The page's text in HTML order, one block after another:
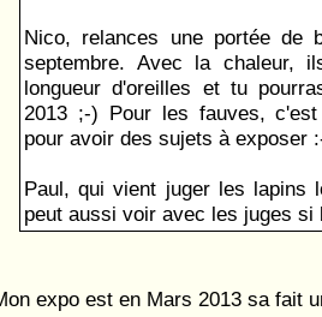
Nico, relances une portée de
septembre. Avec la chaleur,
longueur d'oreilles et tu
2013 ;-) Pour les fauves,
pour avoir des sujets à exposer
Paul, qui vient juger les lapins
peut aussi voir avec les juges si
expo est en Mars 2013 sa fait